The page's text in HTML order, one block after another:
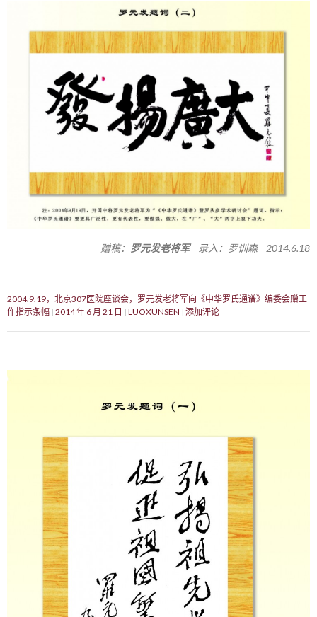
赠稿： 罗元发老将军录入：罗训森 2014.6.18
2004.9.19，北京307医院座谈会，罗元发老将军向《中华罗氏通谱》编委会赠工
作指示条幅 2014 年 6 月 21 日 LUOXUNSEN 添加评论